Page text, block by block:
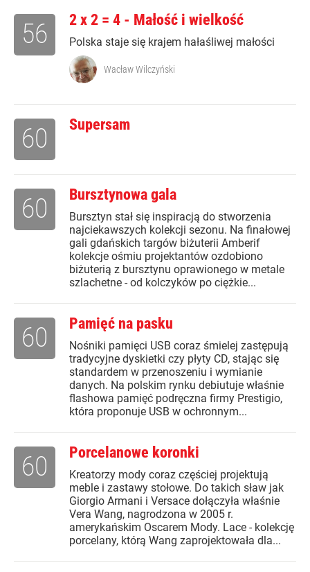
2 x 2 = 4 - Małość i wielkość
Polska staje się krajem hałaśliwej małości
56
Wacław Wilczyński
Supersam
60
Bursztynowa gala
Bursztyn stał się inspiracją do stworzenia
najciekawszych kolekcji sezonu. Na finałowej
gali gdańskich targów biżuterii Amberif
kolekcje ośmiu projektantów ozdobiono
biżuterią z bursztynu oprawionego w metale
szlachetne - od kolczyków po ciężkie...
60
Pamięć na pasku
Nośniki pamięci USB coraz śmielej zastępują
tradycyjne dyskietki czy płyty CD, stając się
standardem w przenoszeniu i wymianie
danych. Na polskim rynku debiutuje właśnie
flashowa pamięć podręczna firmy Prestigio,
która proponuje USB w ochronnym...
60
Porcelanowe koronki
Kreatorzy mody coraz częściej projektują
meble i zastawy stołowe. Do takich sław jak
Giorgio Armani i Versace dołączyła właśnie
Vera Wang, nagrodzona w 2005 r.
amerykańskim Oscarem Mody. Lace - kolekcję
porcelany, którą Wang zaprojektowała dla...
60